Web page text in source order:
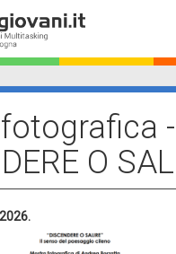
-
O